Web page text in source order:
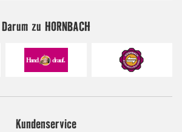
Darum zu HORNBACH
Kundenservice